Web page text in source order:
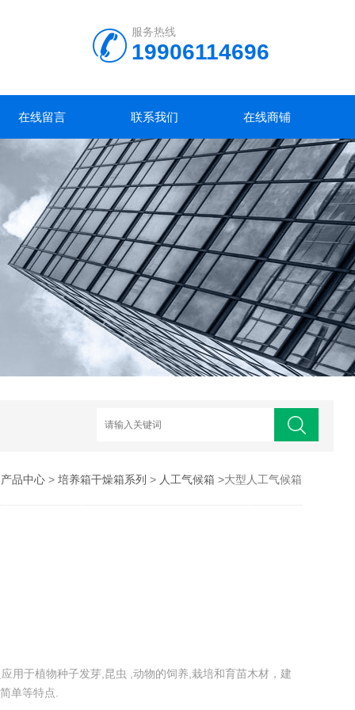
服务热线
19906114696
在线留言 联系我们 在线商铺
产品中心> 培养箱干燥箱系列 > 人工气候箱 >大型人工气候箱
用于植物种子发芽,昆虫 ,动物的饲养,栽培和育苗木材，建
单等特点.